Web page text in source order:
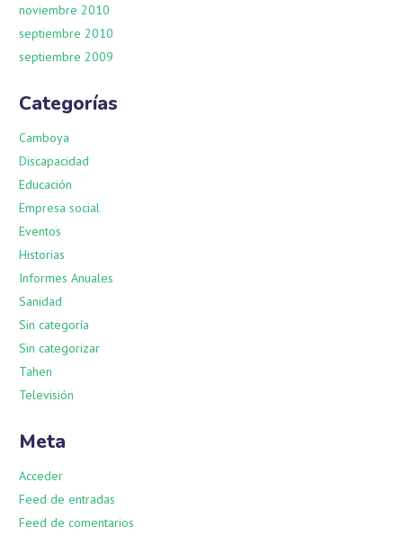
noviembre 2010
septiembre 2010
septiembre 2009
Categorías
Camboya
Discapacidad
Educación
Empresa social
Eventos
Historias
Informes Anuales
Sanidad
Sin categoría
Sin categorizar
Tahen
Televisión
Meta
Acceder
Feed de entradas
Feed de comentarios